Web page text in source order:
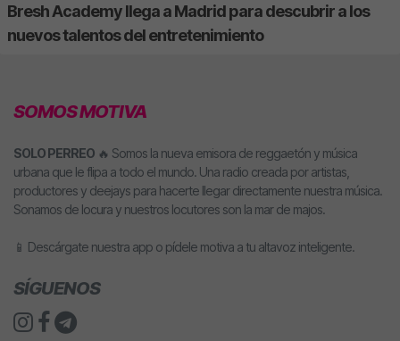
Bresh Academy llega a Madrid para descubrir a los
nuevos talentos del entretenimiento
SOMOS MOTIVA
SOLO PERREO 🔥 Somos la nueva emisora de reggaetón y música
urbana que le flipa a todo el mundo. Una radio creada por artistas,
productores y deejays para hacerte llegar directamente nuestra música.
Sonamos de locura y nuestros locutores son la mar de majos.
📱 Descárgate nuestra app o pídele motiva a tu altavoz inteligente.
SÍGUENOS